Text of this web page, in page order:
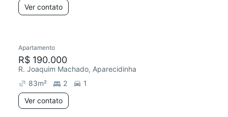
Ver contato
Apartamento
R$ 190.000
R. Joaquim Machado, Aparecidinha
83m² 2
1
Ver contato